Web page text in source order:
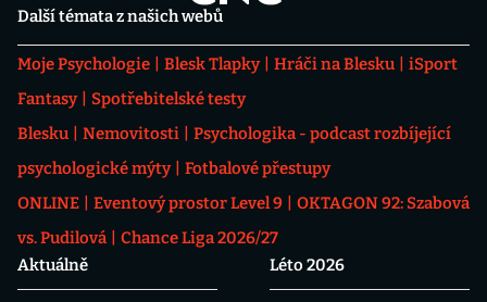
Další témata z našich webů
Moje Psychologie Blesk Tlapky Hráči na Blesku
iSport
Fantasy
Spotřebitelské testy
Blesku
Nemovitosti
Psychologika - podcast rozbíjející
psychologické mýty
Fotbalové přestupy
ONLINE
Eventový prostor Level 9
OKTAGON 92: Szabová
vs. Pudilová
Chance Liga 2026/27
Aktuálně
Léto 2026